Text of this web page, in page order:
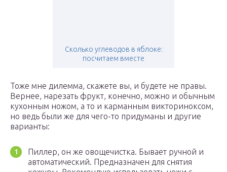
Сколько углеводов в яблоке:
посчитаем вместе
Тоже мне дилемма, скажете вы, и будете не правы.
Вернее, нарезать фрукт, конечно, можно и обычным
кухонным ножом, а то и карманным викториноксом,
но ведь были же для чего-то придуманы и другие
варианты:
Пиллер, он же овощечистка. Бывает ручной и
автоматический. Предназначен для снятия